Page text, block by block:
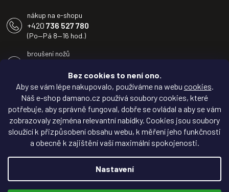
Bez cookies to není ono.
Aby se vám lépe nakupovalo, používáme na webu cookies.
Náš e-shop damano.cz používá soubory cookies, které
potřebuje, aby správně fungoval, dobře se ovládal a aby se vám
zobrazovaly zejména relevantní nabídky. Cookies jsou soubory
sloužící k přizpůsobení obsahu webu, k měření jeho funkčnosti
a obecně k zajištění vaší maximální spokojenosti.
Nastavení
nákup na e-shopu
+420 736 527 780
(Po—Pá 8—16 hod.)
broušení nožů
(Po—Pá 8—16 hod.)
info@damano.cz
Sledujte novinky na
Facebooku
Inspirujte se na
Instagramu